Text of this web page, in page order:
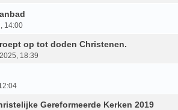
14:00
op tot doden Christenen.
18:39
Gereformeerde Kerken 2019